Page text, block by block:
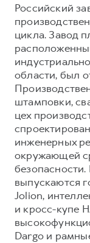
Российский
цикла. Завод
области, был
штамповки,
цех
инженерных
окружающей
выпускаются
Jolion,
и кросс-купе
Dargo и